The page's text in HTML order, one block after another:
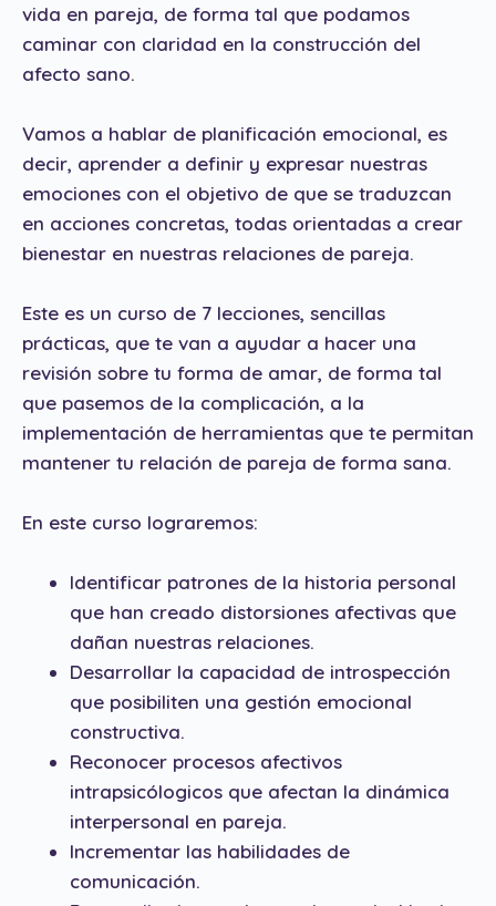
vida en pareja, de forma tal que podamos
caminar con claridad en la construcción del
afecto sano.
Vamos a hablar de planificación emocional, es
decir, aprender a definir y expresar nuestras
emociones con el objetivo de que se traduzcan
en acciones concretas, todas orientadas a crear
bienestar en nuestras relaciones de pareja.
Este es un curso de 7 lecciones, sencillas
prácticas, que te van a ayudar a hacer una
revisión sobre tu forma de amar, de forma tal
que pasemos de la complicación, a la
implementación de herramientas que te permitan
mantener tu relación de pareja de forma sana.
En este curso lograremos:
Identificar patrones de la historia personal
que han creado distorsiones afectivas que
dañan nuestras relaciones.
Desarrollar la capacidad de introspección
que posibiliten una gestión emocional
constructiva.
Reconocer procesos afectivos
intrapsicólogicos que afectan la dinámica
interpersonal en pareja.
Incrementar las habilidades de
comunicación.